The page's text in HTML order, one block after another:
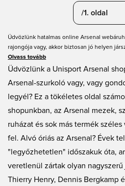
/1. oldal
Üdvözlünk hatalmas online Arsenal
rajongója vagy, akkor biztosan jó helyen
mindent megtalálsz, amiről egy Arsenal
mezeken át az edzőcuccokig, sőt, még
Mindig egyszerű vásárlás és gyors szállítás
Olvass tovább
Üdvözlünk a Unisport Arsenal
Arsenal-szurkoló vagy, vagy
legyél? Ez a tökéletes oldal
shopunkban, az Arsenal mezek,
ruházat és sok más termék
fel. Alvó óriás az Arsenal? Évek
"legyőzhetetlen" időszakuk óta,
veretlenül zártak olyan
Thierry Henry, Dennis Bergkamp